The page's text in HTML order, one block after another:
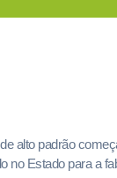
alto padrão
no Estado para a